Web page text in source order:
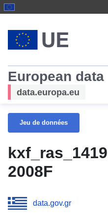
European data
data.europa.eu
Jeu de données
2008F
data.gov.gr